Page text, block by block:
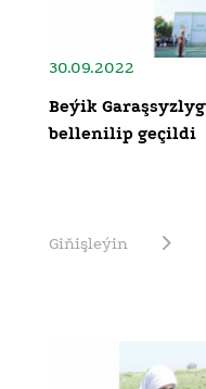
30.09.2022
Beýik
bellenilip geçildi
Giňişleýin